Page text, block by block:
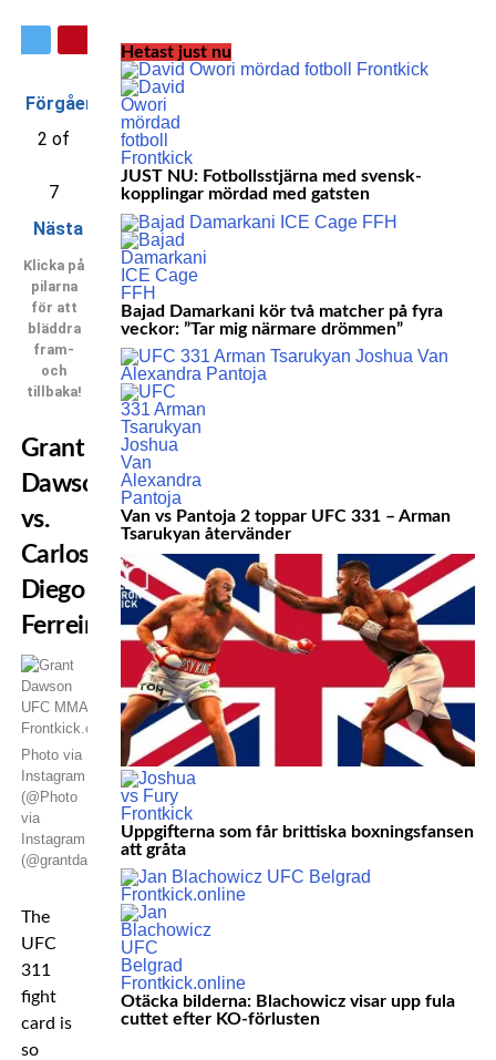
Förgående
2 of
7
Nästa
Klicka på
pilarna
för att
bläddra
fram-
och
tillbaka!
Grant
Dawson
vs.
Carlos
Diego
Ferreira
Photo via
Instagram
(@Photo
via
Instagram
(@grantdawsonkgd))
The
UFC
311
fight
card is
so
Hetast just nu
JUST NU: Fotbollsstjärna med svensk-
kopplingar mördad med gatsten
Bajad Damarkani kör två matcher på fyra
veckor: ”Tar mig närmare drömmen”
Van vs Pantoja 2 toppar UFC 331 – Arman
Tsarukyan återvänder
Uppgifterna som får brittiska boxningsfansen
att gråta
Otäcka bilderna: Blachowicz visar upp fula
cuttet efter KO-förlusten